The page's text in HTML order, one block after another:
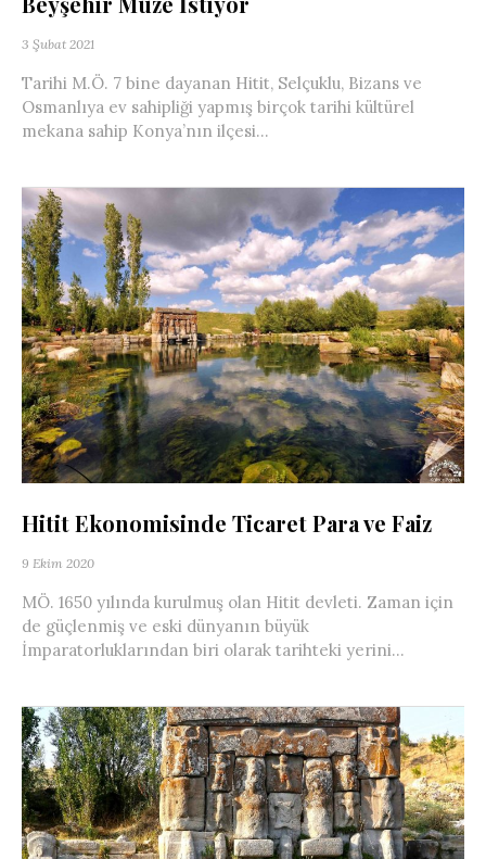
3 Şubat 2021
Tarihi M.Ö. 7 bine dayanan Hitit, Selçuklu, Bizans ve
Osmanlıya ev sahipliği yapmış birçok tarihi kültürel
mekana sahip Konya’nın ilçesi...
Hitit Ekonomisinde Ticaret Para ve Faiz
9 Ekim 2020
MÖ. 1650 yılında kurulmuş olan Hitit devleti. Zaman için
de güçlenmiş ve eski dünyanın büyük
İmparatorluklarından biri olarak tarihteki yerini...